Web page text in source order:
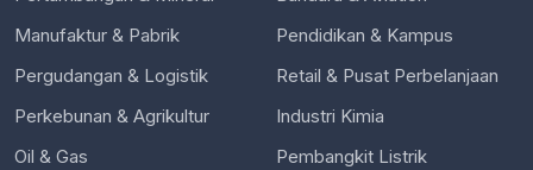
Manufaktur & Pabrik
Pergudangan & Logistik
Perkebunan & Agrikultur
Oil & Gas
Pendidikan & Kampus
Retail & Pusat Perbelanjaan
Industri Kimia
Pembangkit Listrik